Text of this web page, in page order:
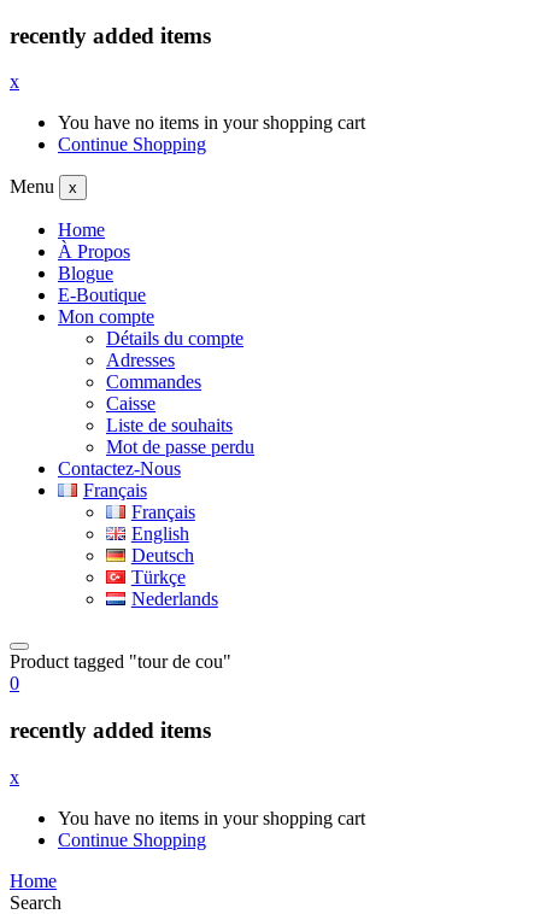
recently added items
x
You have no items in your shopping cart
Continue Shopping
Menu x
Home
À Propos
Blogue
E-Boutique
Mon compte
Détails du compte
Adresses
Commandes
Caisse
Liste de souhaits
Mot de passe perdu
Contactez-Nous
Français
Français
English
Deutsch
Türkçe
Nederlands
Product tagged "tour de cou"
0
recently added items
x
You have no items in your shopping cart
Continue Shopping
Home
Search